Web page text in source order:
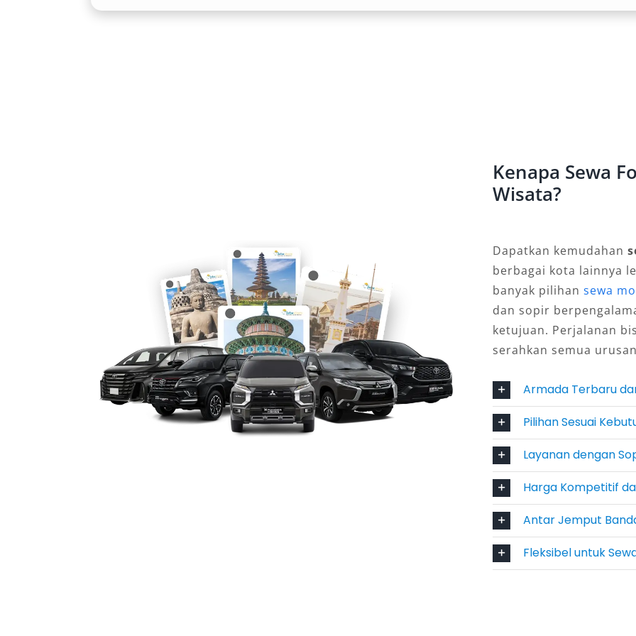
nyaman, baik untuk perjalanan bisnis maupun liburan keluarga. Varian
Penyedia rental Fortuner Ternate umumnya menawarkan paket booking
Fortuner harian dan bulanan, lengkap dengan opsi perjalanan ke luar kota.
Fleksibilitas ini memudahkan pelanggan menyesuaikan layanan sesuai
kebutuhan, baik singkat maupun jangka panjang.
5. Opsi Dengan Sopir atau Lepas Kunci
Bagi yang ingin fokus menikmati perjalanan, tersedia layanan Fortuner
dengan sopir profesional yang memahami rute di Ternate. Sementara bagi
yang ingin kebebasan berkendara, pilihan lepas kunci menjadi solusi ideal.
Meskipun tergolong mobil SUV mewah, banyak penyedia menawarkan harga
sewa Fortuner Ternate yang kompetitif. Pelanggan mendapatkan kendaraan
berkualitas tinggi dengan fasilitas premium yang sepadan dengan biayanya.
Kenapa Sewa
Wisata?
Dapatkan kemudahan
berbagai kota lainnya
banyak pilihansewa
dan sopir
ketujuan. Perjalanan
serahkan semua
Armada Terbaru
Pilihan Sesuai
Layanan dengan
Harga Kompetitif
Antar Jemput
Fleksibel untuk